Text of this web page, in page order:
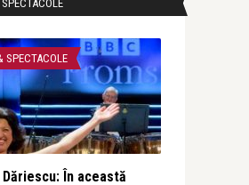
SPECTACOLE
În această